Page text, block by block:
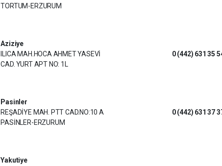
TORTUM-ERZURUM
Aziziye
ILICA MAH.HOCA AHMET YASEVİ
CAD. YURT APT NO: 1L
0 (442) 631 35
Pasinler
REŞADİYE MAH. PTT CAD.NO:10 A
PASİNLER-ERZURUM
0 (442) 631 37
Yakutiye